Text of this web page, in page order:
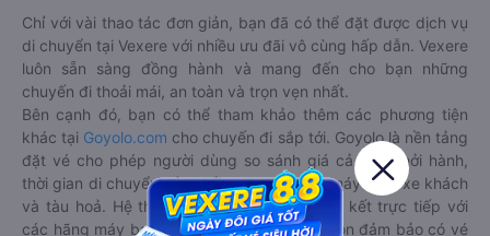
Chỉ với vài thao tác đơn giản, bạn đã có thể đặt được dịch vụ
di chuyển tại Vexere với nhiều ưu đãi vô cùng hấp dẫn. Vexere
luôn sẵn sàng đồng hành và mang đến cho bạn những
chuyến đi thoải mái, an toàn và trọn vẹn nhất.
Bên cạnh đó, bạn có thể tham khảo thêm các phương tiện
khác tại Goyolo.com cho chuyến đi sắp tới. Goyolo là nền tảng
đặt vé cho phép người dùng so sánh giá cả, giờ khởi hành,
thời gian di chuyển của nhiều phương tiện máy bay, xe khách
và tàu hoả. Hệ thống của Goyolo được liên kết trực tiếp với
các hãng máy bay, xe khách và tàu hoả, luôn đảm bảo có vé